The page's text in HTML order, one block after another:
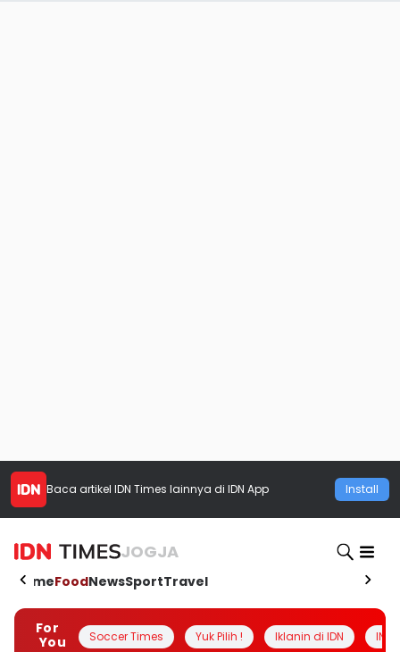
Baca artikel IDN Times lainnya di IDN App Install
JOGJA
HomeFoodNewsSportTravel
For
You
Soccer Times Yuk Pilih ! Iklanin di IDN